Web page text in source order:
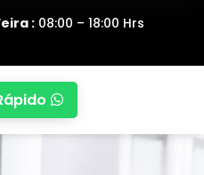
:08:00 – 18:00 Hrs
